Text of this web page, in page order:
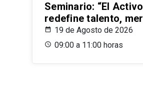
Seminario: “El
redefine talento,
19 de Agosto de 2026
09:00 a 11:00 horas